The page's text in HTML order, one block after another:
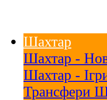
Шахтар
Шахтар -
Шахтар -
Трансфери